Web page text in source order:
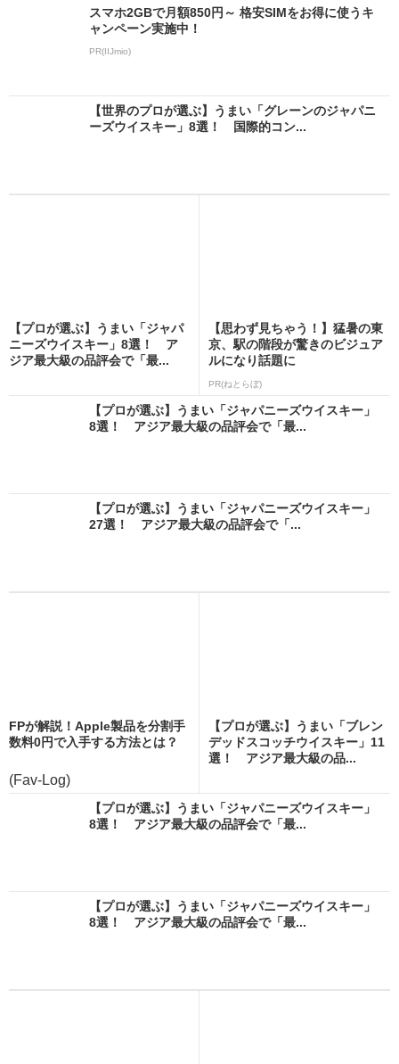
スマホ2GBで月額850円～ 格安SIMをお得に使うキ
ャンペーン実施中！
PR(IIJmio)
【世界のプロが選ぶ】うまい「グレーンのジャパニ
ーズウイスキー」8選！ 国際的コン...
【プロが選ぶ】うまい「ジャパ
ニーズウイスキー」8選！ ア
ジア最大級の品評会で「最...
【思わず見ちゃう！】猛暑の東
京、駅の階段が驚きのビジュア
ルになり話題に
PR(ねとらぼ)
【プロが選ぶ】うまい「ジャパニーズウイスキー」
8選！ アジア最大級の品評会で「最...
【プロが選ぶ】うまい「ジャパニーズウイスキー」
27選！ アジア最大級の品評会で「...
FPが解説！Apple製品を分割手
数料0円で入手する方法とは？
(Fav-Log)
【プロが選ぶ】うまい「ブレン
デッドスコッチウイスキー」11
選！ アジア最大級の品...
【プロが選ぶ】うまい「ジャパニーズウイスキー」
8選！ アジア最大級の品評会で「最...
【プロが選ぶ】うまい「ジャパニーズウイスキー」
8選！ アジア最大級の品評会で「最...